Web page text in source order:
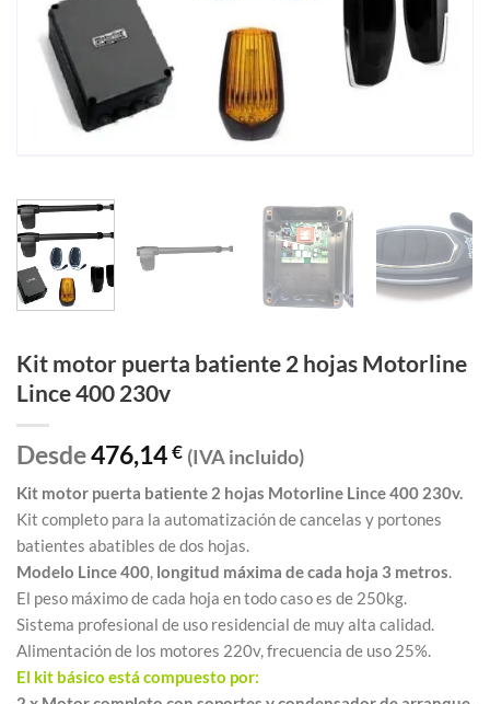
Kit motor puerta batiente 2 hojas Motorline
Lince 400 230v
Desde476,14€ (IVA incluido)
Kit motor puerta batiente 2 hojas Motorline Lince 400 230v.
Kit completo para la automatización de cancelas y portones
batientes abatibles de dos hojas.
Modelo Lince 400, longitud máxima de cada hoja 3 metros.
El peso máximo de cada hoja en todo caso es de 250kg.
Sistema profesional de uso residencial de muy alta calidad.
Alimentación de los motores 220v, frecuencia de uso 25%.
El kit básico está compuesto por: